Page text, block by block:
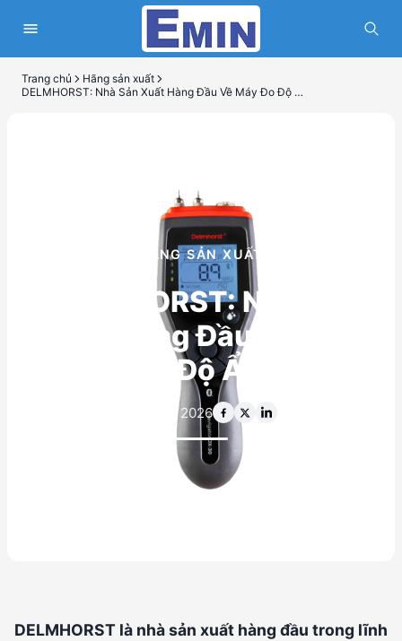
Trang chủ
Hãng sản xuất
DELMHORST: Nhà Sản Xuất Hàng Đầu Về Máy Đo Độ Ẩm
HÃNG SẢN XUẤT
DELMHORST: Nhà Sản
Xuất Hàng Đầu Về Máy
Đo Độ Ẩm
14 thg 5 2026
DELMHORST là nhà sản xuất hàng đầu trong lĩnh